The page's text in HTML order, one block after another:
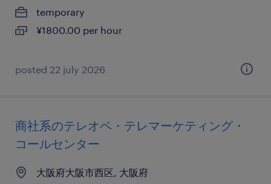
temporary
¥1800.00 per hour
posted 22 july 2026
商社系のテレオペ・テレマーケティング・
コールセンター
大阪府大阪市西区, 大阪府